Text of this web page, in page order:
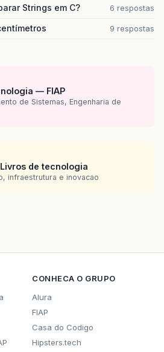
Strings em C? 6 respostas
9 respostas
— FIAP
de Sistemas, Engenharia de
de tecnologia
infraestrutura e inovacao
CONHECA O GRUPO
Alura
FIAP
Casa do Codigo
Hipsters.tech